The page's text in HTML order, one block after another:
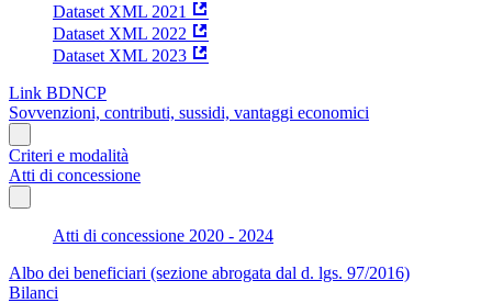
Dataset XML 2021
Dataset XML 2022
Dataset XML 2023
Link BDNCP
Sovvenzioni, contributi, sussidi, vantaggi economici
Criteri e modalità
Atti di concessione
Atti di concessione 2020 - 2024
Albo dei beneficiari (sezione abrogata dal d. lgs. 97/2016)
Bilanci